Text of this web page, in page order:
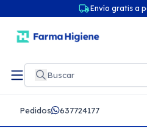
Envío gratis a
Pedidos 637724177